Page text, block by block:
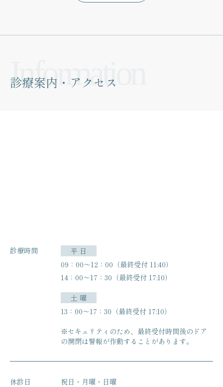
診療案内・アクセス
診療時間
平 日
09：00〜12：00（最終受付 11:40）
14：00〜17：30（最終受付 17:10）
土 曜
13：00〜17：30（最終受付 17:10）
※セキュリティのため、最終受付時間後のドア
の開閉は警報が作動することがあります。
休診日 祝日・月曜・日曜